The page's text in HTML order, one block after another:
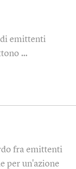
emittenti
…
fra emittenti
per un'azione